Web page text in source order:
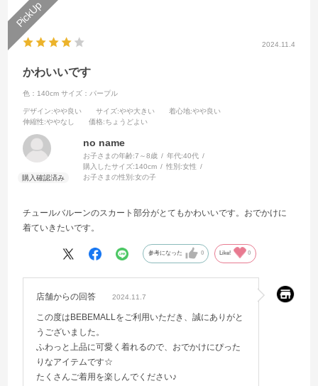
2024.11.4
かわいいです
色：140cm サイズ：パープル
デザイン:やや良い サイズ:やや大きい 着心地:やや良い
伸縮性:ややなし 価格:ちょうどよい
no name
お子さまの年齢:7～8歳 年代:40代
購入したサイズ:140cm 性別:女性
お子さまの性別:女の子
チュールバルーンのスカート部分がとてもかわいいです。おでかけに
着ていきたいです。
参考になった 0 Like! 0
店舗からの回答 2024.11.7
この度はBEBEMALLをご利用いただき、誠にありがと
うございました。
ふわっと上品に可愛く着れるので、おでかけにぴった
りなアイテムです☆
たくさんご着用を楽しんでください♪